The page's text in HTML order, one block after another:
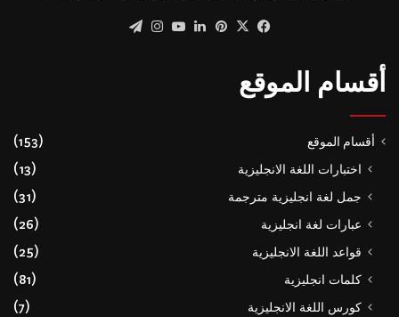
فيسبوك
‫X بينتيريست
لينكدإن‫YouTube
انستقرام
أقسام الموقع
أقسام الموقع (153)
اختبارات اللغة الانجليزية
(13)
جمل لغة انجليزية مترجمة
(31)
عبارات لغة انجليزية
(26)
قواعد اللغة الانجليزية
(25)
كلمات انجليزية
(81)
كورس اللغة الانجليزية
(7)